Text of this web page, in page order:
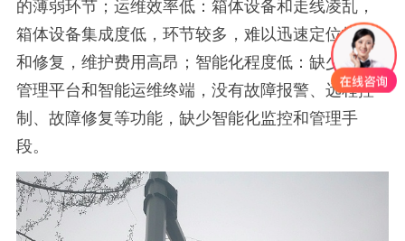
的薄弱环节；运维效率低：箱体设备和走线凌乱，
箱体设备集成度低，环节较多，难以迅速定位故障
和修复，维护费用高昂；智能化程度低：缺少集中
管理平台和智能运维终端，没有故障报警、远程控
制、故障修复等功能，缺少智能化监控和管理手
段。